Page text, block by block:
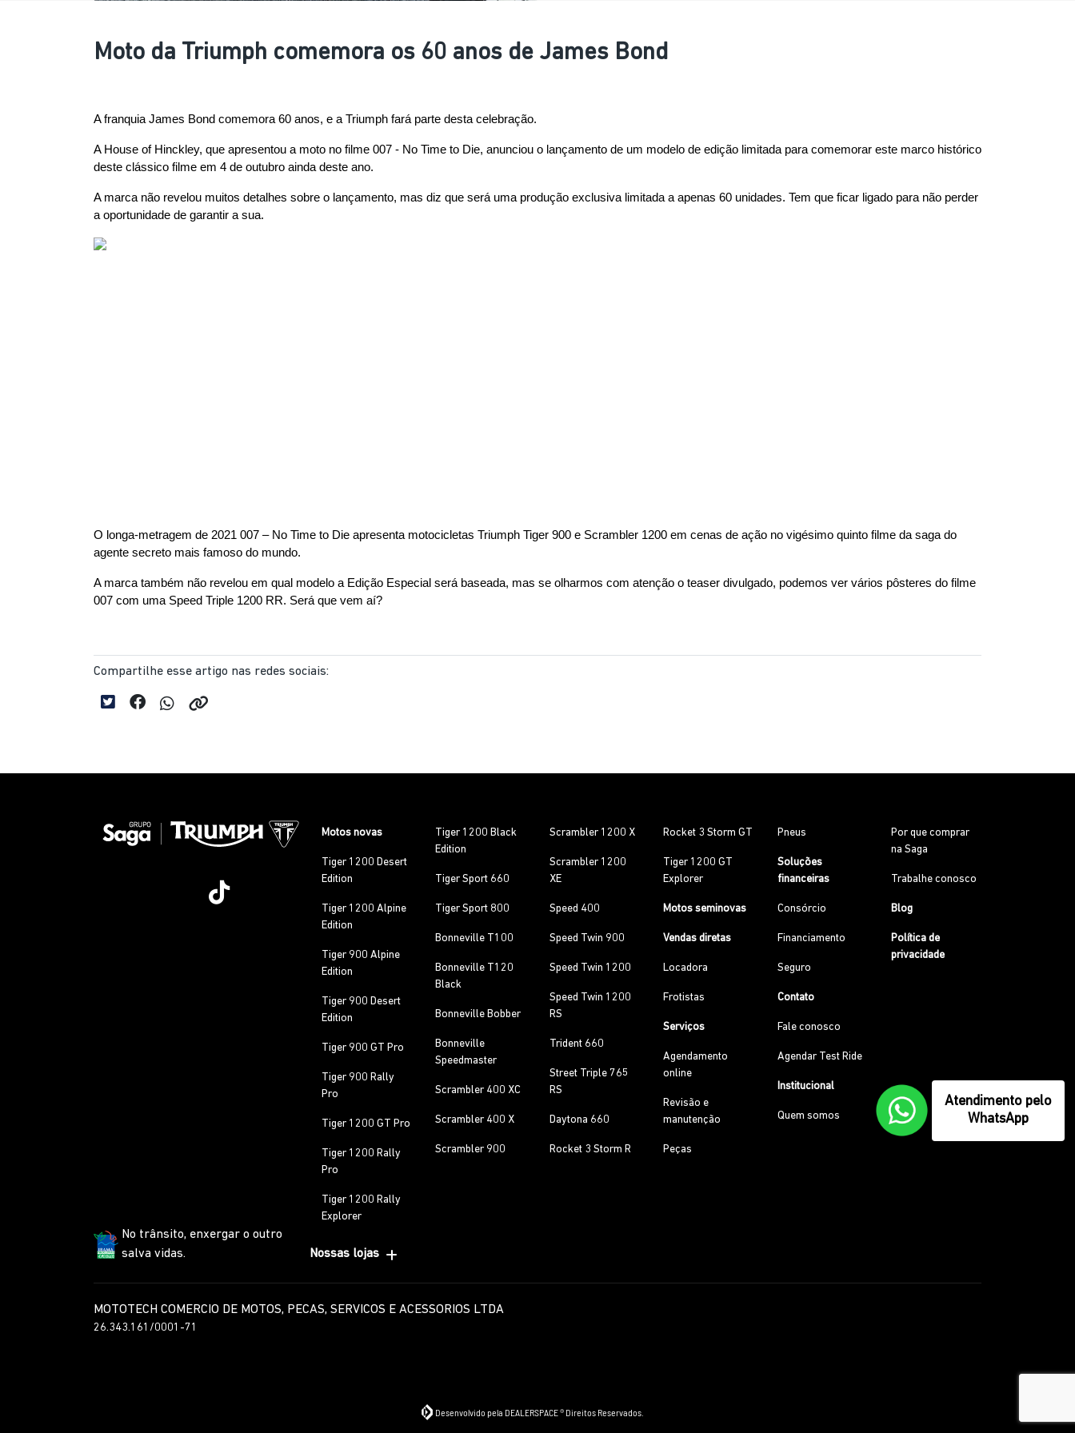
Moto da Triumph comemora os 60 anos de James Bond
A franquia James Bond comemora 60 anos, e a Triumph fará parte desta celebração.
A House of Hinckley, que apresentou a moto no filme 007 - No Time to Die, anunciou o lançamento de um modelo de edição limitada para comemorar este marco histórico
deste clássico filme em 4 de outubro ainda deste ano.
A marca não revelou muitos detalhes sobre o lançamento, mas diz que será uma produção exclusiva limitada a apenas 60 unidades. Tem que ficar ligado para não perder
a oportunidade de garantir a sua.
O longa-metragem de 2021 007 – No Time to Die apresenta motocicletas Triumph Tiger 900 e Scrambler 1200 em cenas de ação no vigésimo quinto filme da saga do
agente secreto mais famoso do mundo.
A marca também não revelou em qual modelo a Edição Especial será baseada, mas se olharmos com atenção o teaser divulgado, podemos ver vários pôsteres do filme
007 com uma Speed Triple 1200 RR. Será que vem aí?
Compartilhe esse artigo nas redes sociais:
No trânsito, enxergar o outro
salva vidas.
Motos novas
Tiger 1200 Desert
Edition
Tiger 1200 Alpine
Edition
Tiger 900 Alpine
Edition
Tiger 900 Desert
Edition
Tiger 900 GT Pro
Tiger 900 Rally
Pro
Tiger 1200 GT Pro
Tiger 1200 Rally
Pro
Tiger 1200 Rally
Explorer
Tiger 1200 Black
Edition
Tiger Sport 660
Tiger Sport 800
Bonneville T100
Bonneville T120
Black
Bonneville Bobber
Bonneville
Speedmaster
Scrambler 400 XC
Scrambler 400 X
Scrambler 900
Scrambler 1200 X
Scrambler 1200
XE
Speed 400
Speed Twin 900
Speed Twin 1200
Speed Twin 1200
RS
Trident 660
Street Triple 765
RS
Daytona 660
Rocket 3 Storm R
Rocket 3 Storm GT
Tiger 1200 GT
Explorer
Motos seminovas
Vendas diretas
Locadora
Frotistas
Serviços
Agendamento
online
Revisão e
manutenção
Peças
Pneus
Soluções
financeiras
Consórcio
Financiamento
Seguro
Contato
Fale conosco
Agendar Test Ride
Institucional
Quem somos
Por que comprar
na Saga
Trabalhe conosco
Blog
Política de
privacidade
Nossas lojas
MOTOTECH COMERCIO DE MOTOS, PECAS, SERVICOS E ACESSORIOS LTDA
26.343.161/0001-71
Desenvolvido pela DEALERSPACE ® Direitos Reservados.
Atendimento pelo
WhatsApp